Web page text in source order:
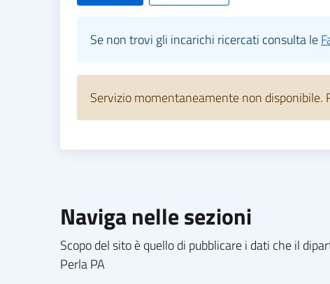
Se non trovi gli incarichi ricercati consulta le
Servizio momentaneamente non disponibile.
Naviga nelle sezioni
Scopo del sito è quello di pubblicare i dati che il
Perla PA